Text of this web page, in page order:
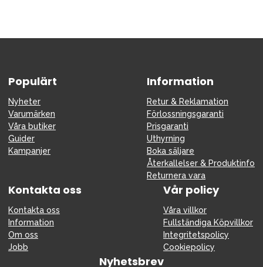
Populärt
Nyheter
Varumärken
Våra butiker
Guider
Kampanjer
Information
Retur & Reklamation
Förlossningsgaranti
Prisgaranti
Uthyrning
Boka säljare
Återkallelser & Produktinfo
Returnera vara
Kontakta oss
Kontakta oss
Information
Om oss
Jobb
Vår policy
Våra villkor
Fullständiga Köpvillkor
Integritetspolicy
Cookiepolicy
Nyhetsbrev